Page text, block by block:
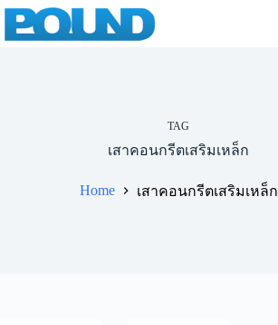
TAG
เสาคอนกรีตเสริมเหล็ก
Home เสาคอนกรีตเสริมเหล็ก